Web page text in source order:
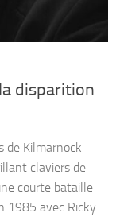
disparition
de Kilmarnock
claviers de
courte bataille
1985 avec Ricky